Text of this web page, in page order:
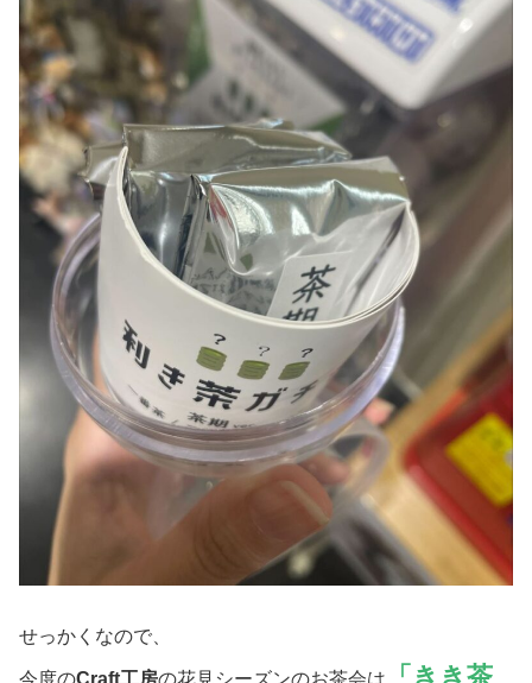
せっかくなので、
今度のCraft工房の花見シーズンのお茶会は
「きき茶